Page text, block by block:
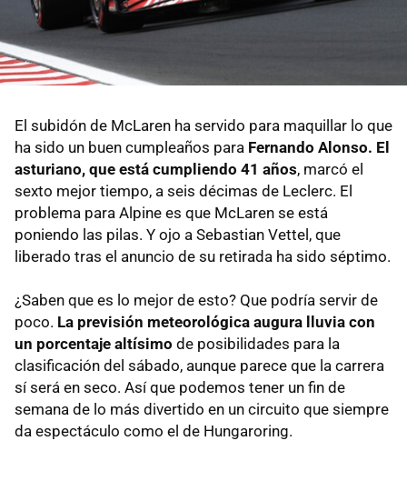
El subidón de McLaren ha servido para maquillar lo que
ha sido un buen cumpleaños para Fernando Alonso. El
asturiano, que está cumpliendo 41 años, marcó el
sexto mejor tiempo, a seis décimas de Leclerc. El
problema para Alpine es que McLaren se está
poniendo las pilas. Y ojo a Sebastian Vettel, que
liberado tras el anuncio de su retirada ha sido séptimo.
¿Saben que es lo mejor de esto? Que podría servir de
poco. La previsión meteorológica augura lluvia con
un porcentaje altísimo de posibilidades para la
clasificación del sábado, aunque parece que la carrera
sí será en seco. Así que podemos tener un fin de
semana de lo más divertido en un circuito que siempre
da espectáculo como el de Hungaroring.